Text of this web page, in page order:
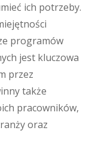
ich potrzeby.
programów
jest kluczowa
przez
także
pracowników,
oraz